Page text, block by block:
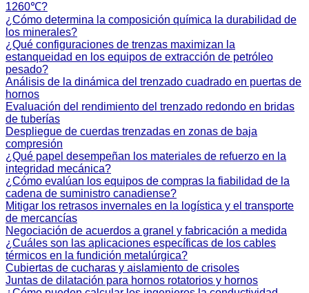
1260℃?
¿Cómo determina la composición química la durabilidad de
los minerales?
¿Qué configuraciones de trenzas maximizan la
estanqueidad en los equipos de extracción de petróleo
pesado?
Análisis de la dinámica del trenzado cuadrado en puertas de
hornos
Evaluación del rendimiento del trenzado redondo en bridas
de tuberías
Despliegue de cuerdas trenzadas en zonas de baja
compresión
¿Qué papel desempeñan los materiales de refuerzo en la
integridad mecánica?
¿Cómo evalúan los equipos de compras la fiabilidad de la
cadena de suministro canadiense?
Mitigar los retrasos invernales en la logística y el transporte
de mercancías
Negociación de acuerdos a granel y fabricación a medida
¿Cuáles son las aplicaciones específicas de los cables
térmicos en la fundición metalúrgica?
Cubiertas de cucharas y aislamiento de crisoles
Juntas de dilatación para hornos rotatorios y hornos